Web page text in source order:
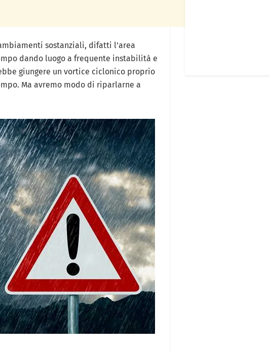
sostanziali, difatti l’area
dando luogo a frequente instabilità e
giungere un vortice ciclonico proprio
Ma avremo modo di riparlarne a